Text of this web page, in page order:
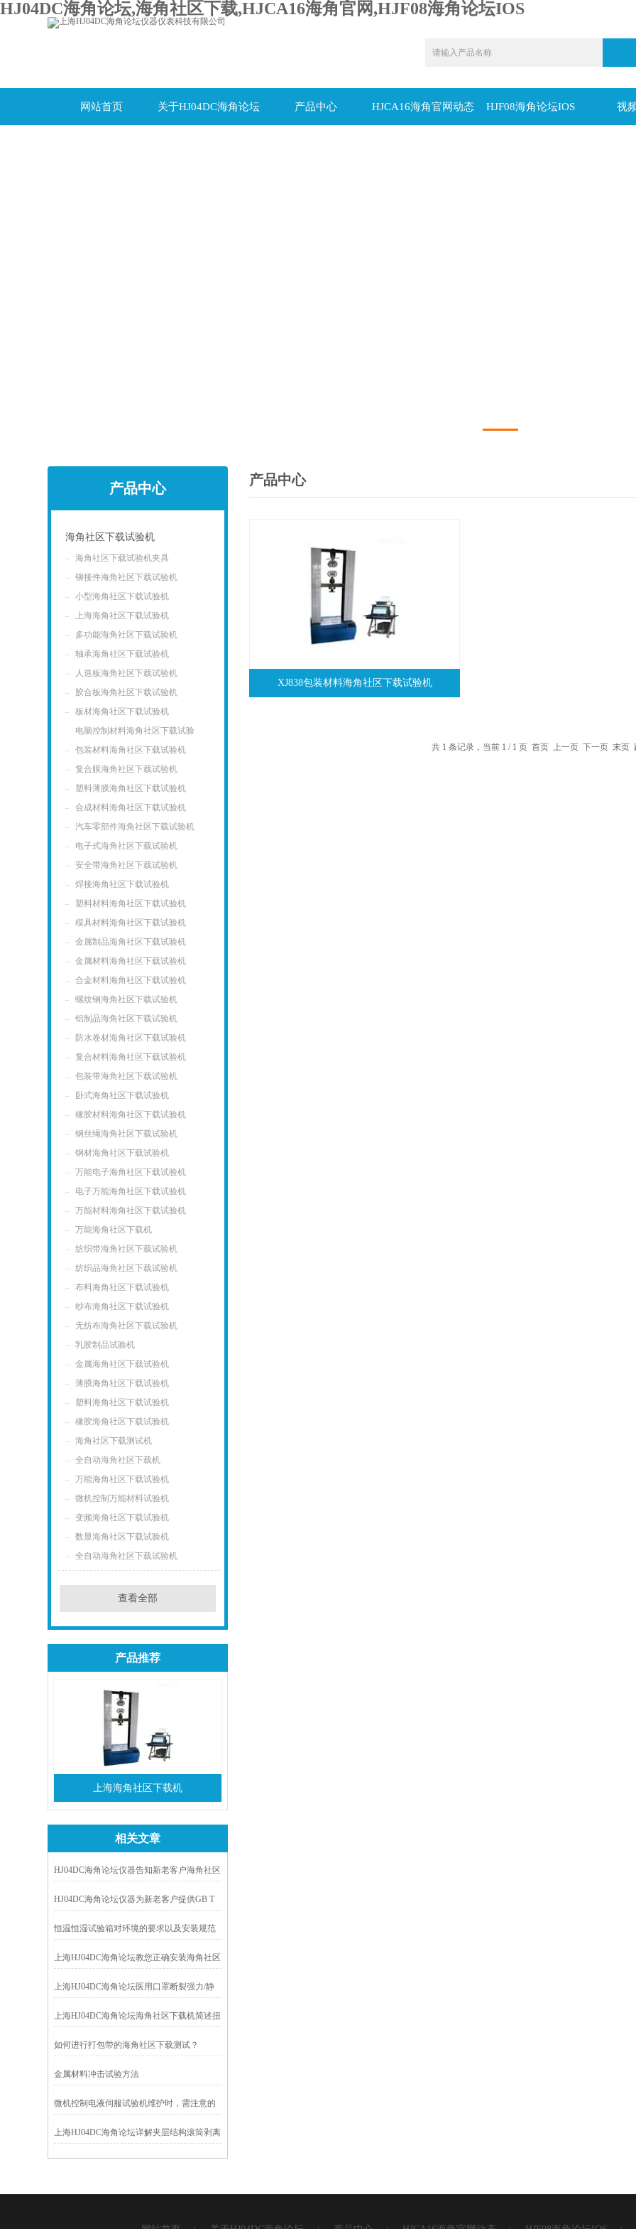
HJ04DC海角论坛,海角社区下载,HJCA16海角官网,HJF08海角论坛IOS
网站首页 关于HJ04DC海角论坛 产品中心 HJCA16海角官网动态 HJF08海角论坛IOS 视
产品中心
海角社区下载试验机
海角社区下载试验机夹具
铆接件海角社区下载试验机
小型海角社区下载试验机
上海海角社区下载试验机
多功能海角社区下载试验机
轴承海角社区下载试验机
人造板海角社区下载试验机
胶合板海角社区下载试验机
板材海角社区下载试验机
电脑控制材料海角社区下载试验
机
包装材料海角社区下载试验机
复合膜海角社区下载试验机
塑料薄膜海角社区下载试验机
合成材料海角社区下载试验机
汽车零部件海角社区下载试验机
电子式海角社区下载试验机
安全带海角社区下载试验机
焊接海角社区下载试验机
塑料材料海角社区下载试验机
模具材料海角社区下载试验机
金属制品海角社区下载试验机
金属材料海角社区下载试验机
合金材料海角社区下载试验机
螺纹钢海角社区下载试验机
铝制品海角社区下载试验机
防水卷材海角社区下载试验机
复合材料海角社区下载试验机
包装带海角社区下载试验机
卧式海角社区下载试验机
橡胶材料海角社区下载试验机
钢丝绳海角社区下载试验机
钢材海角社区下载试验机
万能电子海角社区下载试验机
电子万能海角社区下载试验机
万能材料海角社区下载试验机
万能海角社区下载机
纺织带海角社区下载试验机
纺织品海角社区下载试验机
布料海角社区下载试验机
纱布海角社区下载试验机
无纺布海角社区下载试验机
乳胶制品试验机
金属海角社区下载试验机
薄膜海角社区下载试验机
塑料海角社区下载试验机
橡胶海角社区下载试验机
海角社区下载测试机
全自动海角社区下载机
万能海角社区下载试验机
微机控制万能材料试验机
变频海角社区下载试验机
数显海角社区下载试验机
全自动海角社区下载试验机
查看全部
产品推荐
上海海角社区下载机
相关文章
HJ04DC海角论坛仪器告知新老客户海角社区
HJ04DC海角论坛仪器为新老客户提供GB T
恒温恒湿试验箱对环境的要求以及安装规范
上海HJ04DC海角论坛教您正确安装海角社区
上海HJ04DC海角论坛医用口罩断裂强力/静
上海HJ04DC海角论坛海角社区下载机简述扭
如何进行打包带的海角社区下载测试？
金属材料冲击试验方法
微机控制电液伺服试验机维护时，需注意的
上海HJ04DC海角论坛详解夹层结构滚筒剥离
产品中心
XJ838包装材料海角社区下载试验机
共 1 条记录，当前 1 / 1 页 首页 上一页 下一页 末页